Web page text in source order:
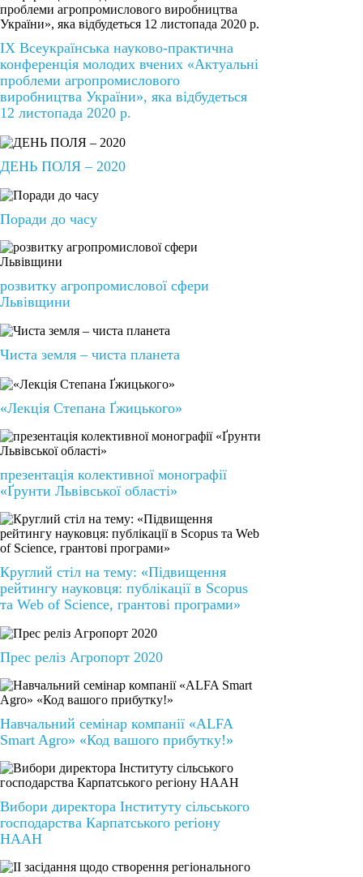
ІХ Всеукраїнська науково-практична
конференція молодих вчених «Актуальні
проблеми агропромислового
виробництва України», яка відбудеться
12 листопада 2020 р.
ДЕНЬ ПОЛЯ – 2020
Поради до часу
розвитку агропромислової сфери
Львівщини
Чиста земля – чиста планета
«Лекція Степана Ґжицького»
презентація колективної монографії
«Ґрунти Львівської області»
Круглий стіл на тему: «Підвищення
рейтингу науковця: публікації в Scopus
та Web of Science, грантові програми»
Прес реліз Агропорт 2020
Навчальний семінар компанії «ALFA
Smart Agro» «Код вашого прибутку!»
Вибори директора Інституту сільського
господарства Карпатського регіону
НААН